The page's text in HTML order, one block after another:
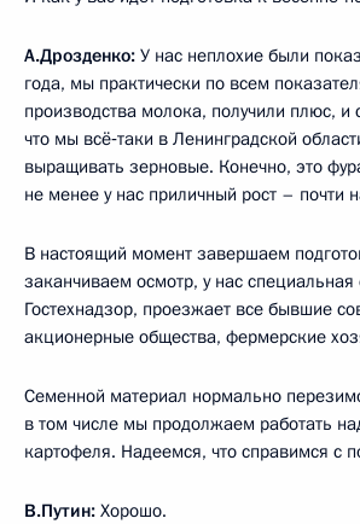
А.Дрозденко: У нас неплохие были
года, мы практически по всем
производства молока, получили плюс, и
что мы всё‑таки в Ленинградской
выращивать зерновые. Конечно, это
не менее у нас приличный рост – почти
В настоящий момент завершаем
заканчиваем осмотр, у нас специальная
Гостехнадзор, проезжает все бывшие
акционерные общества, фермерские
Семенной материал нормально
в том числе мы продолжаем работать
картофеля. Надеемся, что справимся с
В.Путин: Хорошо.